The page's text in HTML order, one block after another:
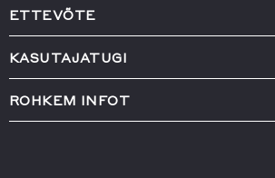
ETTEVÕTE
KASUTAJATUGI
ROHKEM INFOT